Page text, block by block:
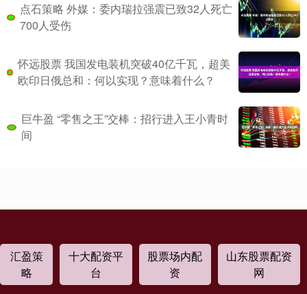
点石策略 外媒：委内瑞拉强震已致32人死亡
700人受伤
怀远股票 我国发电装机突破40亿千瓦，超美
欧印日俄总和：何以实现？意味着什么？
巨牛盈 “零售之王”交棒：招行进入王小青时
间
汇盈策
略
十大配资平
台
股票场内配
资
山东股票配资
网